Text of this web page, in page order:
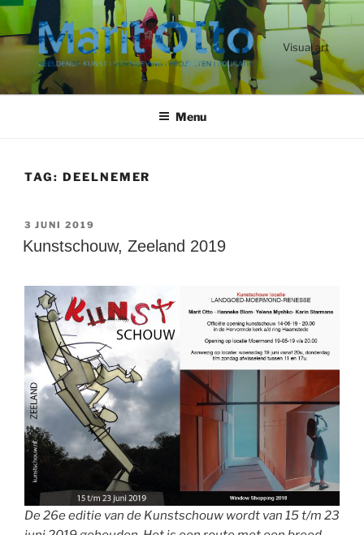
Ga
naar
de
Visual art
Menu
TAG: DEELNEMER
GEPLAATST
OP
3 JUNI 2019
Kunstschouw, Zeeland 2019
De 26e editie van de Kunstschouw wordt van 15 t/m 23